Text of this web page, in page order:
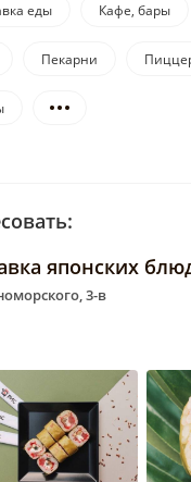
еды Кафе, бары
Пекарни
японских
3-в